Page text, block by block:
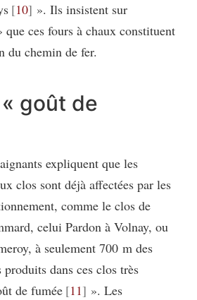
10 ». Ils insistent sur
ces fours à chaux constituent
du chemin de fer.
goût de
expliquent que les
clos sont déjà affectées par les
comme le clos de
celui Pardon à Volnay, ou
à seulement 700 m des
dans ces clos très
de fumée 11
». Les